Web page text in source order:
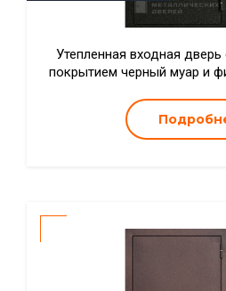
Утепленная входная
покрытием черный муар и